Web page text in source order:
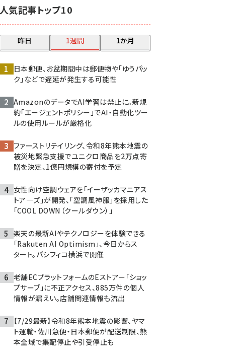
人気記事トップ10
昨日 1週間 1か月
日本郵便、お盆期間中は郵便物や「ゆうパッ
ク」などで遅延が発生する可能性
AmazonのデータでAI学習は禁止に。新規
約「エージェントポリシー」でAI・自動化ツー
ルの使用ルールが厳格化
ファーストリテイリング、令和8年熊本地震の
被災地緊急支援でユニクロ商品を2万点寄
贈を決定、1億円規模の寄付を予定
女性向け空調ウェアを「イーザッカマニアス
トア―ズ」が開発、「空調風神服」を採用した
「COOL DOWN（クールダウン）」
楽天の最新AIやテクノロジーを体験できる
「Rakuten AI Optimism」、今日からス
タート。パシフィコ横浜で開催
老舗ECプラットフォームのEストアー「ショッ
プサーブ」に不正アクセス、885万件の個人
情報が漏えい。店舗関連情報も流出
【7/29最新】令和8年熊本地震の影響、ヤマ
ト運輸・佐川急便・日本郵便が配送制限、熊
本全域で集配停止や引受停止も